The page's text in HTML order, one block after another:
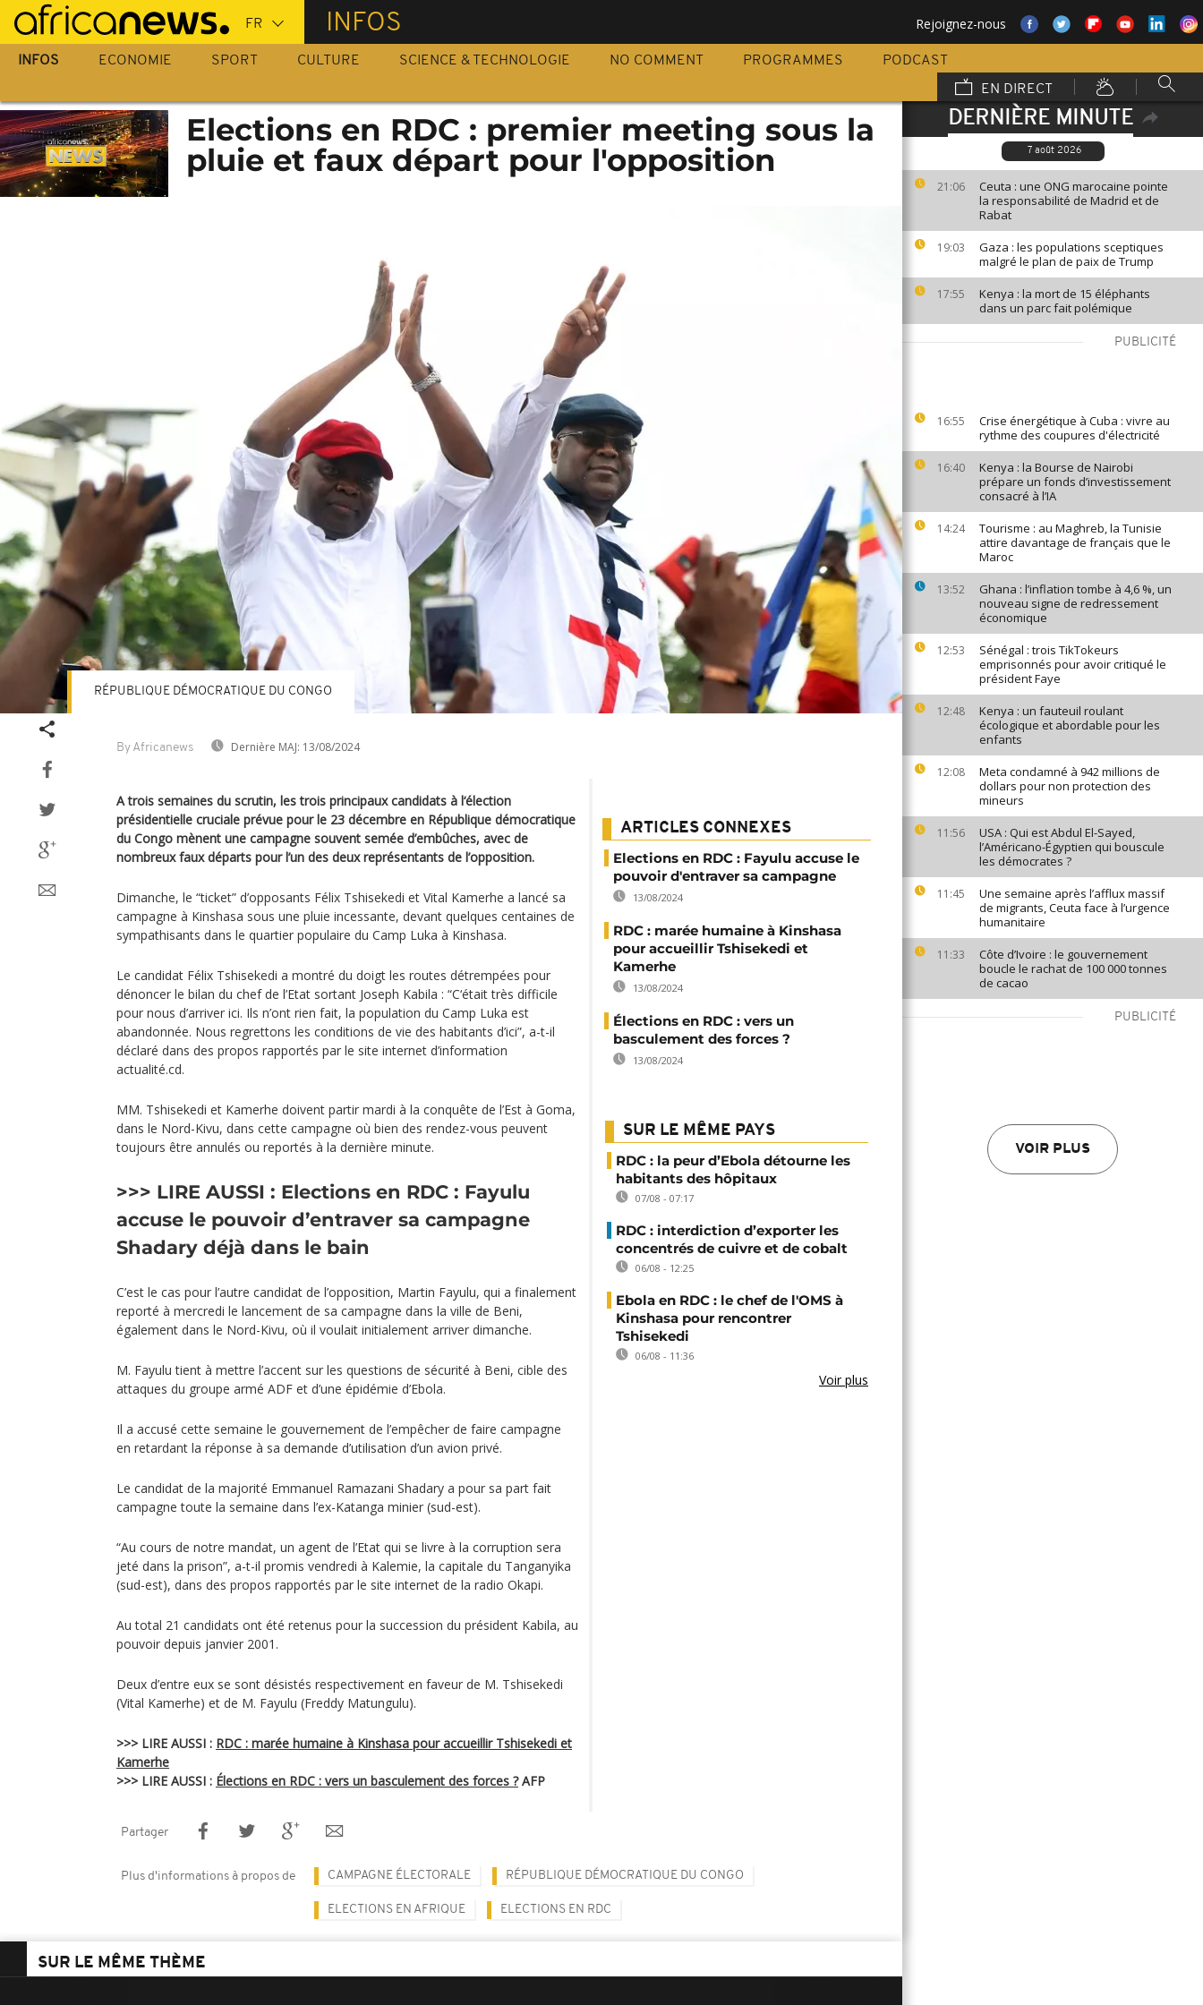
Passer
au
contenu
INFOS Rejoignez-nous
INFOS ECONOMIE SPORT CULTURE SCIENCE & TECHNOLOGIE NO COMMENT PROGRAMMES
PODCAST
EN DIRECT
DERNIÈRE MINUTE
7 août 2026
21:06
Ceuta : une ONG marocaine pointe
la responsabilité de Madrid et de
Rabat
19:03
Gaza : les populations sceptiques
malgré le plan de paix de Trump
17:55
Kenya : la mort de 15 éléphants
dans un parc fait polémique
PUBLICITÉ
16:55
Crise énergétique à Cuba : vivre au
rythme des coupures d'électricité
16:40
Kenya : la Bourse de Nairobi
prépare un fonds d’investissement
consacré à l’IA
14:24
Tourisme : au Maghreb, la Tunisie
attire davantage de français que le
Maroc
13:52
Ghana : l’inflation tombe à 4,6 %, un
nouveau signe de redressement
économique
12:53
Sénégal : trois TikTokeurs
emprisonnés pour avoir critiqué le
président Faye
12:48
Kenya : un fauteuil roulant
écologique et abordable pour les
enfants
12:08
Meta condamné à 942 millions de
dollars pour non protection des
mineurs
11:56
USA : Qui est Abdul El-Sayed,
l’Américano-Égyptien qui bouscule
les démocrates ?
11:45
Une semaine après l’afflux massif
de migrants, Ceuta face à l’urgence
humanitaire
11:33
Côte d’Ivoire : le gouvernement
boucle le rachat de 100 000 tonnes
de cacao
PUBLICITÉ
VOIR PLUS
Elections en RDC : premier meeting sous la
pluie et faux départ pour l'opposition
By Africanews Dernière MAJ: 13/08/2024
RÉPUBLIQUE DÉMOCRATIQUE DU CONGO
A trois semaines du scrutin, les trois principaux candidats à l‘élection
présidentielle cruciale prévue pour le 23 décembre en République démocratique
du Congo mènent une campagne souvent semée d’embûches, avec de
nombreux faux départs pour l’un des deux représentants de l’opposition.
Dimanche, le “ticket” d’opposants Félix Tshisekedi et Vital Kamerhe a lancé sa
campagne à Kinshasa sous une pluie incessante, devant quelques centaines de
sympathisants dans le quartier populaire du Camp Luka à Kinshasa.
Le candidat Félix Tshisekedi a montré du doigt les routes détrempées pour
dénoncer le bilan du chef de l’Etat sortant Joseph Kabila : “C‘était très difficile
pour nous d’arriver ici. Ils n’ont rien fait, la population du Camp Luka est
abandonnée. Nous regrettons les conditions de vie des habitants d’ici”, a-t-il
déclaré dans des propos rapportés par le site internet d’information
actualité.cd.
MM. Tshisekedi et Kamerhe doivent partir mardi à la conquête de l’Est à Goma,
dans le Nord-Kivu, dans cette campagne où bien des rendez-vous peuvent
toujours être annulés ou reportés à la dernière minute.
>>> LIRE AUSSI : Elections en RDC : Fayulu
accuse le pouvoir d’entraver sa campagne
Shadary déjà dans le bain
C’est le cas pour l’autre candidat de l’opposition, Martin Fayulu, qui a finalement
reporté à mercredi le lancement de sa campagne dans la ville de Beni,
également dans le Nord-Kivu, où il voulait initialement arriver dimanche.
M. Fayulu tient à mettre l’accent sur les questions de sécurité à Beni, cible des
attaques du groupe armé ADF et d’une épidémie d’Ebola.
Il a accusé cette semaine le gouvernement de l’empêcher de faire campagne
en retardant la réponse à sa demande d’utilisation d’un avion privé.
Le candidat de la majorité Emmanuel Ramazani Shadary a pour sa part fait
campagne toute la semaine dans l’ex-Katanga minier (sud-est).
“Au cours de notre mandat, un agent de l’Etat qui se livre à la corruption sera
jeté dans la prison”, a-t-il promis vendredi à Kalemie, la capitale du Tanganyika
(sud-est), dans des propos rapportés par le site internet de la radio Okapi.
Au total 21 candidats ont été retenus pour la succession du président Kabila, au
pouvoir depuis janvier 2001.
Deux d’entre eux se sont désistés respectivement en faveur de M. Tshisekedi
(Vital Kamerhe) et de M. Fayulu (Freddy Matungulu).
>>> LIRE AUSSI : RDC : marée humaine à Kinshasa pour accueillir Tshisekedi et
Kamerhe
>>> LIRE AUSSI : Élections en RDC : vers un basculement des forces ? AFP
ARTICLES CONNEXES
Elections en RDC : Fayulu accuse le
pouvoir d'entraver sa campagne
13/08/2024
RDC : marée humaine à Kinshasa
pour accueillir Tshisekedi et
Kamerhe
13/08/2024
Élections en RDC : vers un
basculement des forces ?
13/08/2024
SUR LE MÊME PAYS
RDC : la peur d’Ebola détourne les
habitants des hôpitaux
07/08 - 07:17
RDC : interdiction d’exporter les
concentrés de cuivre et de cobalt
06/08 - 12:25
Ebola en RDC : le chef de l'OMS à
Kinshasa pour rencontrer
Tshisekedi
06/08 - 11:36
Voir plus
Partager
Plus d'informations à propos de CAMPAGNE ÉLECTORALE RÉPUBLIQUE DÉMOCRATIQUE DU CONGO
ELECTIONS EN AFRIQUE ELECTIONS EN RDC
SUR LE MÊME THÈME